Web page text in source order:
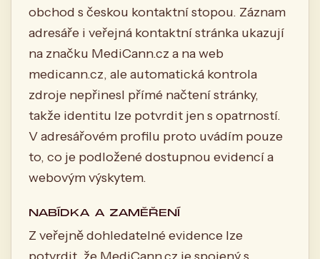
obchod s českou kontaktní stopou. Záznam
adresáře i veřejná kontaktní stránka ukazují
na značku MediCann.cz a na web
medicann.cz, ale automatická kontrola
zdroje nepřinesl přímé načtení stránky,
takže identitu lze potvrdit jen s opatrností.
V adresářovém profilu proto uvádím pouze
to, co je podložené dostupnou evidencí a
webovým výskytem.
NABÍDKA A ZAMĚŘENÍ
Z veřejně dohledatelné evidence lze